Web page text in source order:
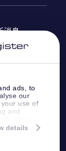
ads, to
our
use of
and
or that
details
消息